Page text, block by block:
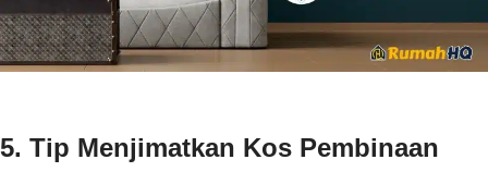
5. Tip Menjimatkan Kos Pembinaan